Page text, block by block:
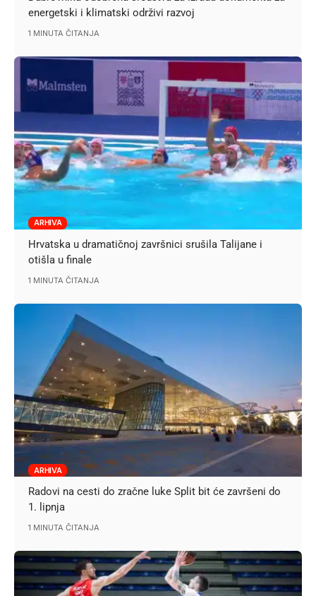
energetski i klimatski održivi razvoj
1 MINUTA ČITANJA
ARHIVA
Hrvatska u dramatičnoj završnici srušila Talijane i
otišla u finale
1 MINUTA ČITANJA
ARHIVA
Radovi na cesti do zračne luke Split bit će završeni do
1. lipnja
1 MINUTA ČITANJA